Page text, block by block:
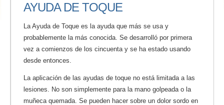
AYUDA DE TOQUE
La Ayuda de Toque es la ayuda que más se usa y
probablemente la más conocida. Se desarrolló por primera
vez a comienzos de los cincuenta y se ha estado usando
desde entonces.
La aplicación de las ayudas de toque no está limitada a las
lesiones. No son simplemente para la mano golpeada o la
muñeca quemada. Se pueden hacer sobre un dolor sordo en